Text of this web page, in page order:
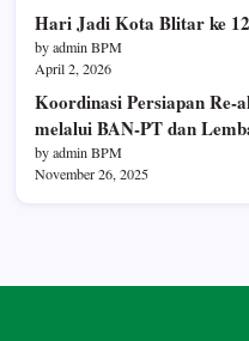
Hari Jadi Kota Blitar ke
by admin BPM
April 2, 2026
Koordinasi Persiapan Re-
melalui BAN-PT dan
by admin BPM
November 26, 2025